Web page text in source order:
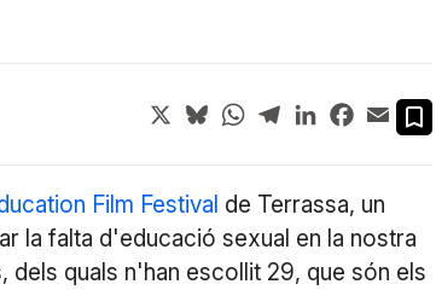
X BlueskyWhatsApp
TelegramLinkedInFacebook
Email
Film Festival de Terrassa, un
la falta d'educació sexual en la nostra
quals n'han escollit 29, que són els